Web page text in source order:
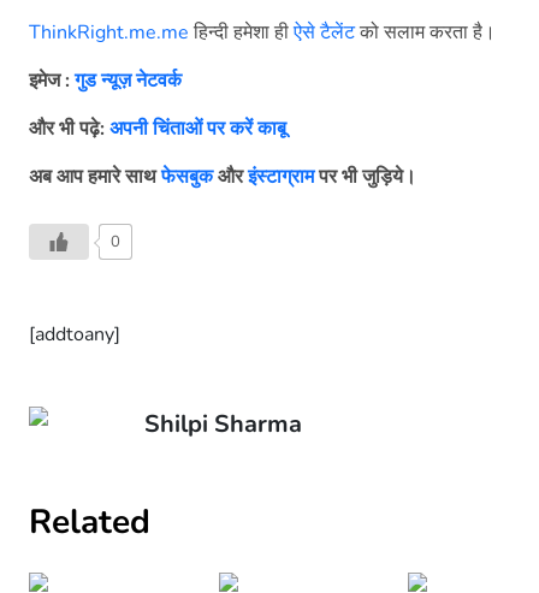
ThinkRight.me.me हिन्दी हमेशा हीऐसे टैलेंटको सलाम करता है।
इमेज :गुड न्यूज़ नेटवर्क
औरभीपढ़े: अपनी चिंताओं पर करें काबू
अबआपहमारेसाथफेसबुकऔरइंस्टाग्रामपरभीजुड़िये।
0
[addtoany]
Shilpi Sharma
Related